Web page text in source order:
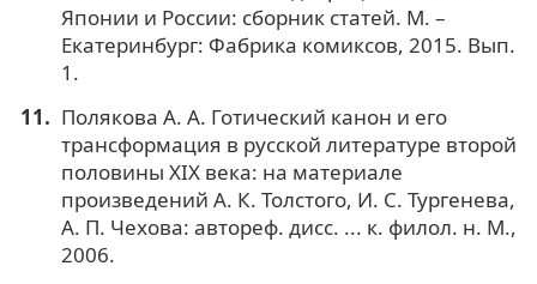
Японии и России: сборник статей. М. –
Екатеринбург: Фабрика комиксов, 2015. Вып.
1.
Полякова А. А. Готический канон и его
трансформация в русской литературе второй
половины XIX века: на материале
произведений А. К. Толстого, И. С. Тургенева,
А. П. Чехова: автореф. дисс. ... к. филол. н. М.,
2006.